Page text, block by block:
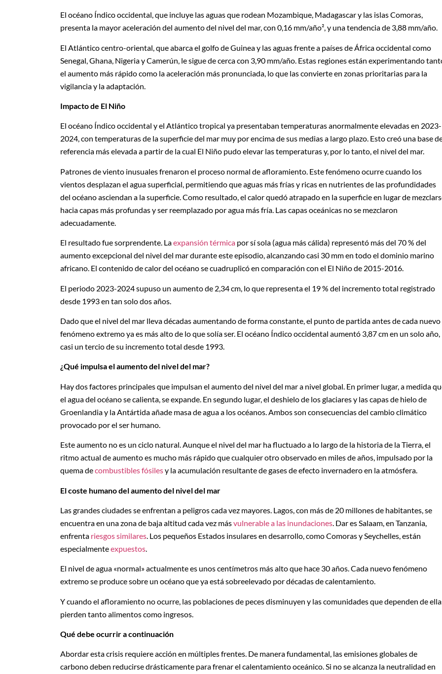
El océano Índico occidental, que incluye las aguas que rodean Mozambique, Madagascar y las islas Comoras,
presenta la mayor aceleración del aumento del nivel del mar, con 0,16 mm/año², y una tendencia de 3,88 mm/año.
El Atlántico centro-oriental, que abarca el golfo de Guinea y las aguas frente a países de África occidental como
Senegal, Ghana, Nigeria y Camerún, le sigue de cerca con 3,90 mm/año. Estas regiones están experimentando
el aumento más rápido como la aceleración más pronunciada, lo que las convierte en zonas prioritarias para la
vigilancia y la adaptación.
Impacto de El Niño
El océano Índico occidental y el Atlántico tropical ya presentaban temperaturas anormalmente elevadas en 2023-
2024, con temperaturas de la superficie del mar muy por encima de sus medias a largo plazo. Esto creó una base
referencia más elevada a partir de la cual El Niño pudo elevar las temperaturas y, por lo tanto, el nivel del mar.
Patrones de viento inusuales frenaron el proceso normal de afloramiento. Este fenómeno ocurre cuando los
vientos desplazan el agua superficial, permitiendo que aguas más frías y ricas en nutrientes de las profundidades
del océano asciendan a la superficie. Como resultado, el calor quedó atrapado en la superficie en lugar de
hacia capas más profundas y ser reemplazado por agua más fría. Las capas oceánicas no se mezclaron
adecuadamente.
El resultado fue sorprendente. Laexpansión térmica por sí sola (agua más cálida) representó más del 70 % del
aumento excepcional del nivel del mar durante este episodio, alcanzando casi 30 mm en todo el dominio marino
africano. El contenido de calor del océano se cuadruplicó en comparación con el El Niño de 2015-2016.
El periodo 2023-2024 supuso un aumento de 2,34 cm, lo que representa el 19 % del incremento total registrado
desde 1993 en tan solo dos años.
Dado que el nivel del mar lleva décadas aumentando de forma constante, el punto de partida antes de cada nuevo
fenómeno extremo ya es más alto de lo que solía ser. El océano Índico occidental aumentó 3,87 cm en un solo año,
casi un tercio de su incremento total desde 1993.
¿Qué impulsa el aumento del nivel del mar?
Hay dos factores principales que impulsan el aumento del nivel del mar a nivel global. En primer lugar, a medida
el agua del océano se calienta, se expande. En segundo lugar, el deshielo de los glaciares y las capas de hielo de
Groenlandia y la Antártida añade masa de agua a los océanos. Ambos son consecuencias del cambio climático
provocado por el ser humano.
Este aumento no es un ciclo natural. Aunque el nivel del mar ha fluctuado a lo largo de la historia de la Tierra, el
ritmo actual de aumento es mucho más rápido que cualquier otro observado en miles de años, impulsado por la
quema decombustibles fósilesy la acumulación resultante de gases de efecto invernadero en la atmósfera.
El coste humano del aumento del nivel del mar
Las grandes ciudades se enfrentan a peligros cada vez mayores. Lagos, con más de 20 millones de habitantes, se
encuentra en una zona de baja altitud cada vez másvulnerable a las inundaciones. Dar es Salaam, en Tanzania,
enfrenta riesgos similares. Los pequeños Estados insulares en desarrollo, como Comoras y Seychelles, están
especialmenteexpuestos.
El nivel de agua «normal» actualmente es unos centímetros más alto que hace 30 años. Cada nuevo fenómeno
extremo se produce sobre un océano que ya está sobreelevado por décadas de calentamiento.
Y cuando el afloramiento no ocurre, las poblaciones de peces disminuyen y las comunidades que dependen de
pierden tanto alimentos como ingresos.
Qué debe ocurrir a continuación
Abordar esta crisis requiere acción en múltiples frentes. De manera fundamental, las emisiones globales de
carbono deben reducirse drásticamente para frenar el calentamiento oceánico. Si no se alcanza la neutralidad en